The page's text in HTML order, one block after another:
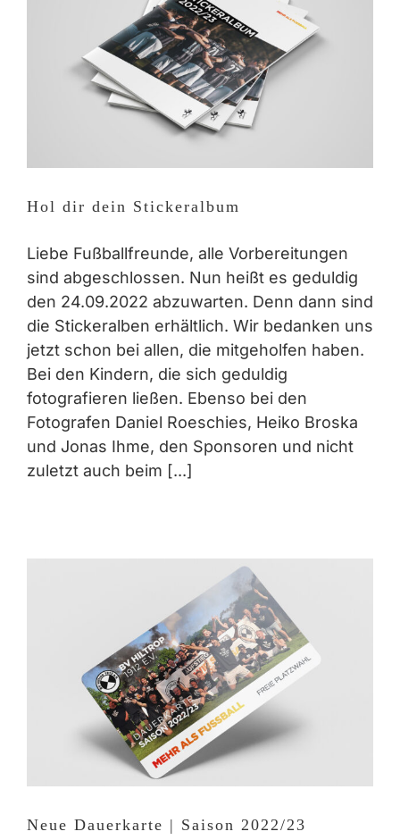
Hol dir dein Stickeralbum
Liebe Fußballfreunde, alle Vorbereitungen
sind abgeschlossen. Nun heißt es geduldig
den 24.09.2022 abzuwarten. Denn dann sind
die Stickeralben erhältlich. Wir bedanken uns
jetzt schon bei allen, die mitgeholfen haben.
Bei den Kindern, die sich geduldig
fotografieren ließen. Ebenso bei den
Fotografen Daniel Roeschies, Heiko Broska
und Jonas Ihme, den Sponsoren und nicht
zuletzt auch beim [...]
Neue Dauerkarte | Saison 2022/23